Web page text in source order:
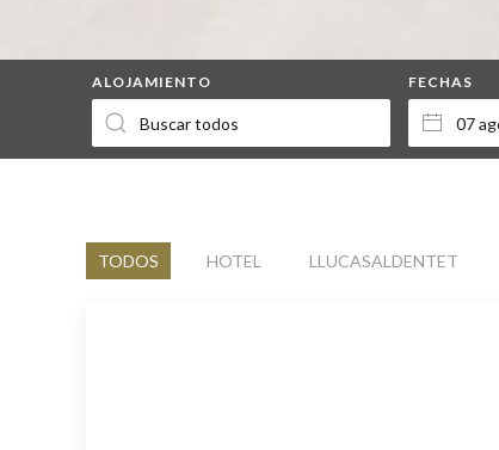
ALOJAMIENTO FECHAS
TODOS HOTEL LLUCASALDENTET